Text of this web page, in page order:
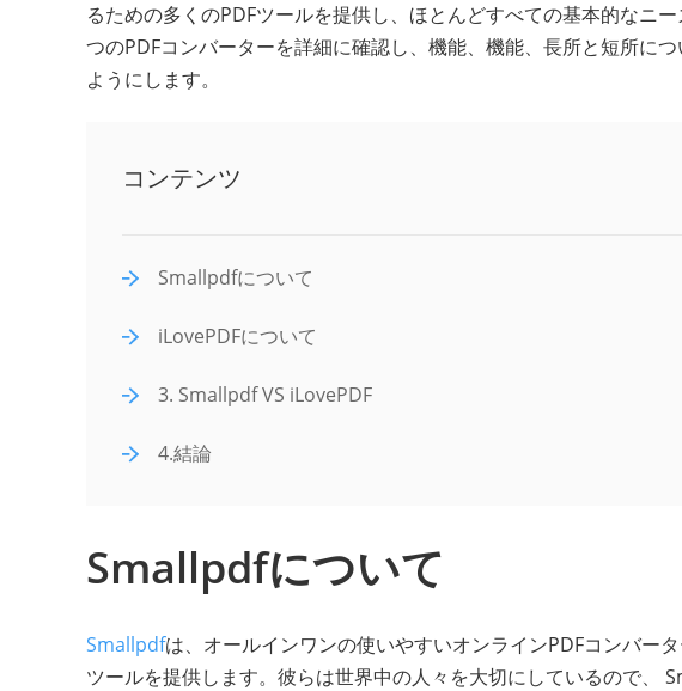
るための多くのPDFツールを提供し、ほとんどすべての基本的なニ
つのPDFコンバーターを詳細に確認し、機能、機能、長所と短所に
ようにします。
コンテンツ
Smallpdfについて
iLovePDFについて
3. Smallpdf VS iLovePDF
4.結論
Smallpdfについて
Smallpdfは、オールインワンの使いやすいオンラインPDFコンバー
ツールを提供します。彼らは世界中の人々を大切にしているので、